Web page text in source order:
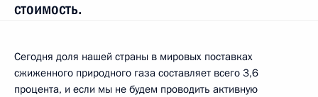
стоимость.
Сегодня доля нашей страны в мировых поставках
сжиженного природного газа составляет всего 3,6
процента, и если мы не будем проводить активную